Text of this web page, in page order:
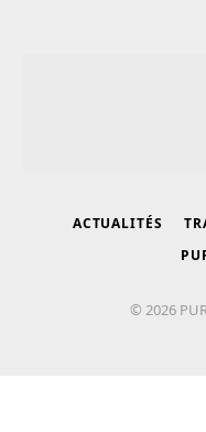
ACTUALITÉS
© 2026